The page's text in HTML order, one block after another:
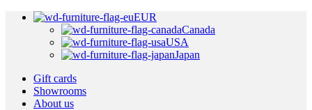
EUR
Canada
USA
Japan
Gift cards
Showrooms
About us